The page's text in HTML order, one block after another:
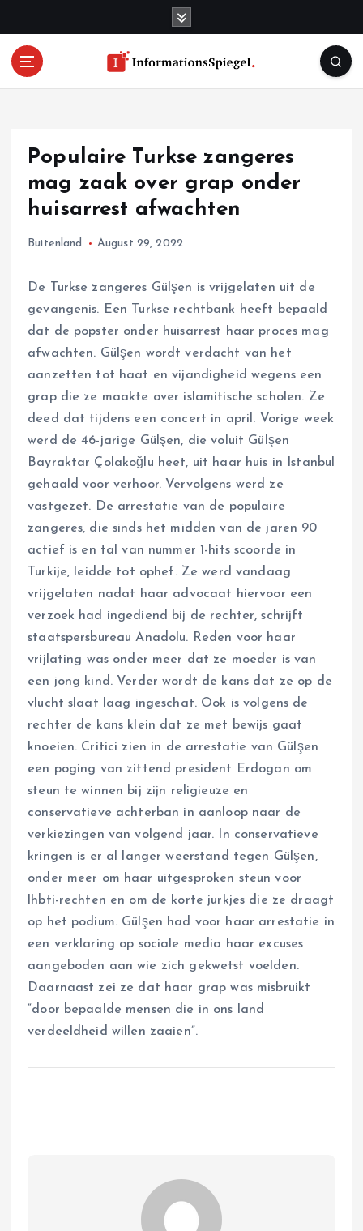
Populaire Turkse zangeres
mag zaak over grap onder
huisarrest afwachten
Buitenland August 29, 2022
De Turkse zangeres Gülşen is vrijgelaten uit de
gevangenis. Een Turkse rechtbank heeft bepaald
dat de popster onder huisarrest haar proces mag
afwachten. Gülşen wordt verdacht van het
aanzetten tot haat en vijandigheid wegens een
grap die ze maakte over islamitische scholen. Ze
deed dat tijdens een concert in april. Vorige week
werd de 46-jarige Gülşen, die voluit Gülşen
Bayraktar Çolakoğlu heet, uit haar huis in Istanbul
gehaald voor verhoor. Vervolgens werd ze
vastgezet. De arrestatie van de populaire
zangeres, die sinds het midden van de jaren 90
actief is en tal van nummer 1-hits scoorde in
Turkije, leidde tot ophef. Ze werd vandaag
vrijgelaten nadat haar advocaat hiervoor een
verzoek had ingediend bij de rechter, schrijft
staatspersbureau Anadolu. Reden voor haar
vrijlating was onder meer dat ze moeder is van
een jong kind. Verder wordt de kans dat ze op de
vlucht slaat laag ingeschat. Ook is volgens de
rechter de kans klein dat ze met bewijs gaat
knoeien. Critici zien in de arrestatie van Gülşen
een poging van zittend president Erdogan om
steun te winnen bij zijn religieuze en
conservatieve achterban in aanloop naar de
verkiezingen van volgend jaar. In conservatieve
kringen is er al langer weerstand tegen Gülşen,
onder meer om haar uitgesproken steun voor
lhbti-rechten en om de korte jurkjes die ze draagt
op het podium. Gülşen had voor haar arrestatie in
een verklaring op sociale media haar excuses
aangeboden aan wie zich gekwetst voelden.
Daarnaast zei ze dat haar grap was misbruikt
“door bepaalde mensen die in ons land
verdeeldheid willen zaaien”.